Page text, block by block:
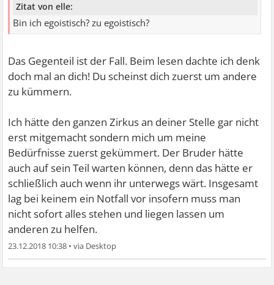
Zitat von elle:
Bin ich egoistisch? zu egoistisch?
Das Gegenteil ist der Fall. Beim lesen dachte ich denk
doch mal an dich! Du scheinst dich zuerst um andere
zu kümmern.
Ich hätte den ganzen Zirkus an deiner Stelle gar nicht
erst mitgemacht sondern mich um meine
Bedürfnisse zuerst gekümmert. Der Bruder hätte
auch auf sein Teil warten können, denn das hätte er
schließlich auch wenn ihr unterwegs wärt. Insgesamt
lag bei keinem ein Notfall vor insofern muss man
nicht sofort alles stehen und liegen lassen um
anderen zu helfen.
23.12.2018 10:38 •